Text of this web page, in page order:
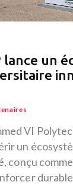
lance un
VI
un
conçu